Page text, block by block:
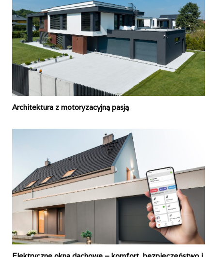
Architektura z motoryzacyjną pasją